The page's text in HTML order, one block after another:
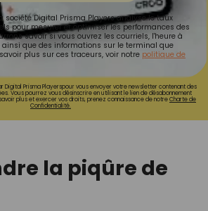
société Digital Prisma Players analyse le taux
pour mesurer et optimiser les performances des
savoir si vous ouvrez les courriels, l'heure à
ainsi que des informations sur le terminal que
plus sur ces traceurs, voir notre politique de
Digital Prisma Playerspour vous envoyer votre newsletter contenant des
Vous pourrez vous désinscrire en utilisant le lien de désabonnement
plus et exercer vos droits, prenez connaissance de notreCharte de
Confidentialité.
la piqûre de